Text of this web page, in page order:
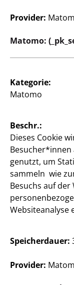
Provider:
Matomo:
Kategorie:
Matomo
Beschr.:
Dieses Cookie
Besucher*innen
genutzt, um
sammeln wie
Besuchs auf der
Websiteanalyse
Speicherdauer:
Provider: